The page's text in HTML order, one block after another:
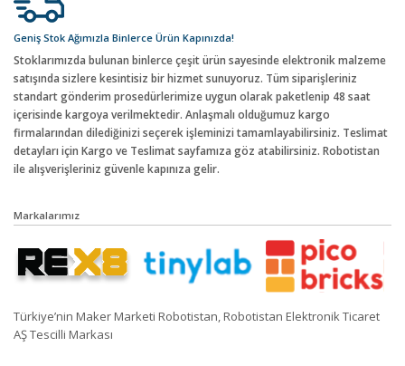
Geniş Stok Ağımızla Binlerce Ürün Kapınızda!
Stoklarımızda bulunan binlerce çeşit ürün sayesinde elektronik malzeme
satışında sizlere kesintisiz bir hizmet sunuyoruz. Tüm siparişleriniz
standart gönderim prosedürlerimize uygun olarak paketlenip 48 saat
içerisinde kargoya verilmektedir. Anlaşmalı olduğumuz kargo
firmalarından dilediğinizi seçerek işleminizi tamamlayabilirsiniz. Teslimat
detayları için Kargo ve Teslimat sayfamıza göz atabilirsiniz. Robotistan
ile alışverişleriniz güvenle kapınıza gelir.
Markalarımız
Türkiye’nin Maker Marketi Robotistan, Robotistan Elektronik Ticaret
AŞ Tescilli Markası